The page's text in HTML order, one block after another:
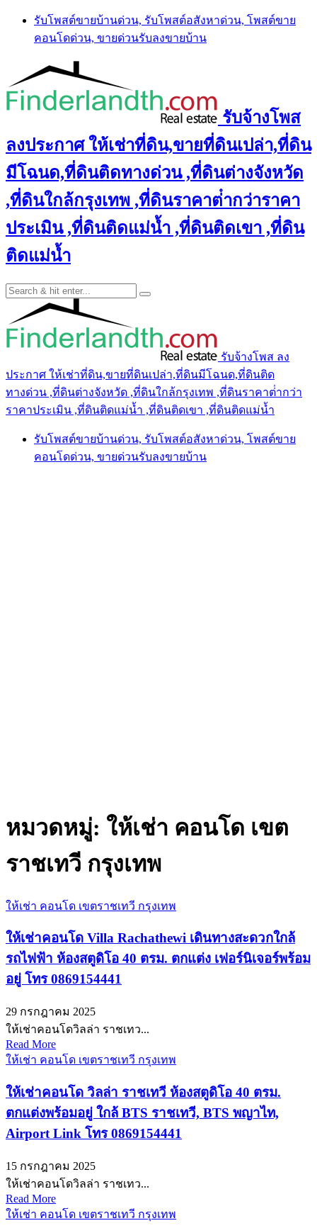
Skip
content
รับโพสต์ขายบ้านด่วน, รับโพสต์อสังหาด่วน, โพสต์ขาย
คอนโดด่วน, ขายด่วนรับลงขายบ้าน
รับจ้างโพส
ลงประกาศ ให้เช่าที่ดิน,ขายที่ดินเปล่า,ที่ดิน
มีโฉนด,ที่ดินติดทางด่วน ,ที่ดินต่างจังหวัด
,ที่ดินใกล้กรุงเทพ ,ที่ดินราคาต่ํากว่าราคา
ประเมิน ,ที่ดินติดแม่น้ำ ,ที่ดินติดเขา ,ที่ดิน
ติดแม่น้ำ
รับจ้างโพส ลง
ประกาศ ให้เช่าที่ดิน,ขายที่ดินเปล่า,ที่ดินมีโฉนด,ที่ดินติด
ทางด่วน ,ที่ดินต่างจังหวัด ,ที่ดินใกล้กรุงเทพ ,ที่ดินราคาต่ํากว่า
ราคาประเมิน ,ที่ดินติดแม่น้ำ ,ที่ดินติดเขา ,ที่ดินติดแม่น้ำ
รับโพสต์ขายบ้านด่วน, รับโพสต์อสังหาด่วน, โพสต์ขาย
คอนโดด่วน, ขายด่วนรับลงขายบ้าน
หมวดหมู่: ให้เช่า คอนโด เขต
ราชเทวี กรุงเทพ
ให้เช่า คอนโด เขตราชเทวี กรุงเทพ
ให้เช่าคอนโด Villa Rachathewi เดินทางสะดวกใกล้
รถไฟฟ้า ห้องสตูดิโอ 40 ตรม. ตกแต่ง เฟอร์นิเจอร์พร้อม
อยู่ โทร 0869154441
29 กรกฎาคม 2025
ให้เช่าคอนโดวิลล่า ราชเทว...
Read More
ให้เช่า คอนโด เขตราชเทวี กรุงเทพ
ให้เช่าคอนโด วิลล่า ราชเทวี ห้องสตูดิโอ 40 ตรม.
ตกแต่งพร้อมอยู่ ใกล้ BTS ราชเทวี, BTS พญาไท,
Airport Link โทร 0869154441
15 กรกฎาคม 2025
ให้เช่าคอนโดวิลล่า ราชเทว...
Read More
ให้เช่า คอนโด เขตราชเทวี กรุงเทพ